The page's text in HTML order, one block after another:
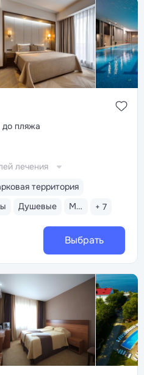
до пляжа
территория
Душевые Медицинский пост + 7
лечения
Выбрать